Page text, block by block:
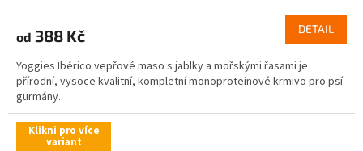
od 388 Kč DETAIL
Yoggies Ibérico vepřové maso s jablky a mořskými řasami je
přírodní, vysoce kvalitní, kompletní monoproteinové krmivo pro psí
gurmány.
Klikni pro více
variant